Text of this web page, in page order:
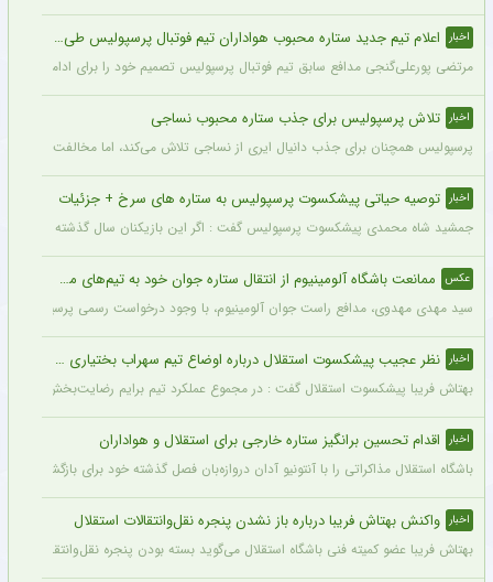
اخبار اعلام تیم جدید ستاره محبوب هواداران تیم فوتبال پرسپولیس طی ۴۸ ساعت آینده
مرتضی پورعلی‌گنجی مدافع سابق تیم فوتبال پرسپولیس تصمیم خود را برای ادامه
اخبار تلاش پرسپولیس برای جذب ستاره محبوب نساجی
پرسپولیس همچنان برای جذب دانیال ایری از نساجی تلاش می‌کند، اما مخالفت
اخبار توصیه حیاتی پیشکسوت پرسپولیس به ستاره های سرخ + جزئیات
جمشید شاه محمدی پیشکسوت پرسپولیس گفت : اگر این بازیکنان سال گذشته و سال‌های
عکس ممانعت باشگاه آلومینیوم از انتقال ستاره جوان خود به تیم‌های مدعی + عکس
سید مهدی مهدوی، مدافع راست جوان آلومینیوم، با وجود درخواست رسمی پرسپولیس،
اخبار نظر عجیب پیشکسوت استقلال درباره اوضاع تیم سهراب بختیاری زاده + جزئیات
بهتاش فریبا پیشکسوت استقلال گفت : در مجموع عملکرد تیم برایم رضایت‌بخش بود.
اخبار اقدام تحسین برانگیز ستاره خارجی برای استقلال و هواداران
باشگاه استقلال مذاکراتی را با آنتونیو آدان دروازه‌بان فصل گذشته خود برای بازگشت یه
اخبار واکنش بهتاش فریبا درباره باز نشدن پنجره نقل‌وانتقالات استقلال
بهتاش فریبا عضو کمیته فنی باشگاه استقلال می‌گوید بسته بودن پنجره